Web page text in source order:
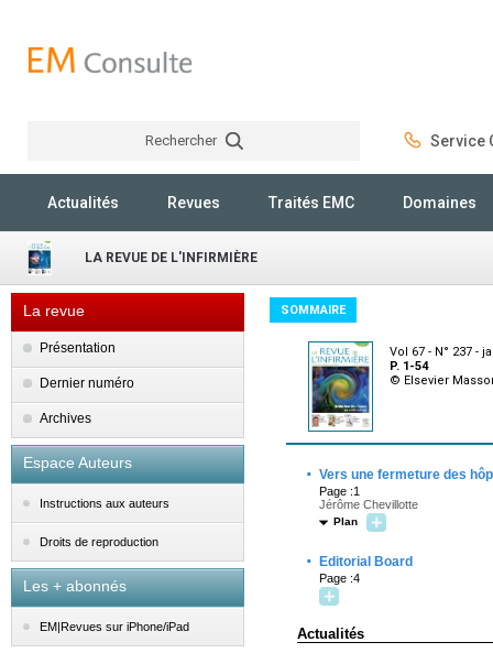
Rechercher Service
Actualités Revues Traités EMC Domaines
LA REVUE DE L'INFIRMIÈRE
La revue
Présentation
Dernier numéro
Archives
Espace Auteurs
Instructions aux auteurs
Droits de reproduction
Les + abonnés
EM|Revues sur iPhone/iPad
SOMMAIRE
Vol 67 - N° 237 -
P. 1-54
© Elsevier
· Vers une fermeture des
Page :1
Jérôme Chevillotte
Plan
· Editorial Board
Page :4
Actualités